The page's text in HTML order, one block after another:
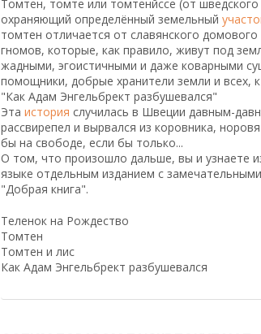
Томтен, томте или томтенйссе (от
охраняющий определённый земельный
томтен отличается от славянского
гномов, которые, как правило, живут под
жадными, эгоистичными и даже коварными
помощники, добрые хранители земли и всех,
"Как Адам Энгельбрект разбушевался"
Эта история случилась в Швеции давным-
рассвирепел и вырвался из коровника,
бы на свободе, если бы только...
О том, что произошло дальше, вы и узнаете
языке отдельным изданием с
"Добрая книга".
Теленок на Рождество
Томтен
Томтен и лис
Как Адам Энгельбрект разбушевался